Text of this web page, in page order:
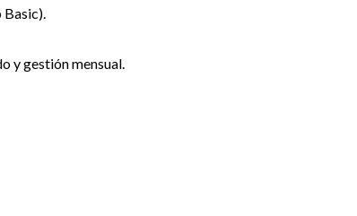
Basic).
y gestión mensual.